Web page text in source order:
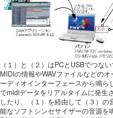
（１）と（２）はPCとUSBでつない
MIDIの情報やWAVファイルなどの
ーディオインターフェースから鳴ら
でmidiデータをリアルタイムに発生
したり、（１）を経由して（３）
能なソフトシンセサイザーの音源を